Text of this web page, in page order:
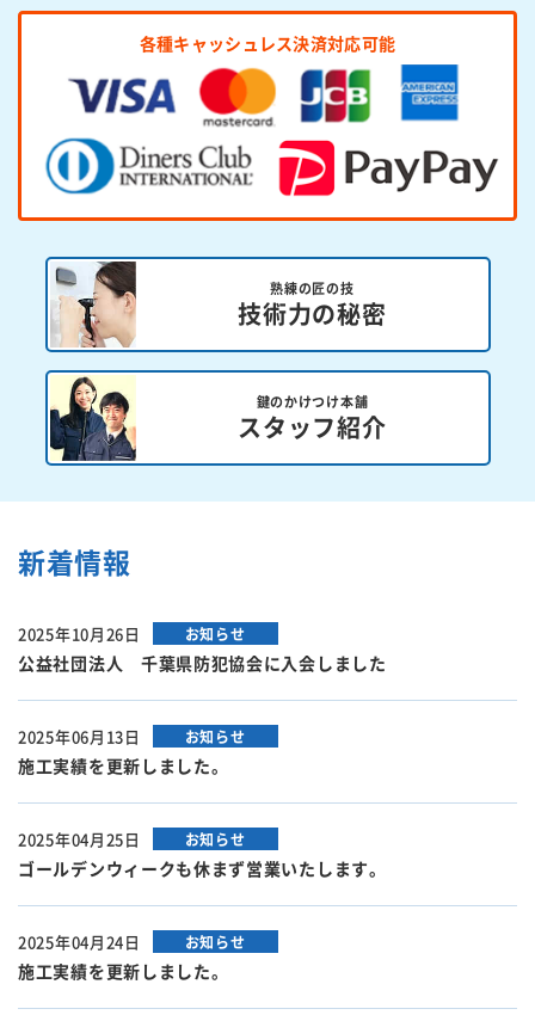
各種キャッシュレス決済対応可能
熟練の匠の技
技術力の秘密
鍵のかけつけ本舗
スタッフ紹介
新着情報
2025年10月26日 お知らせ
公益社団法人 千葉県防犯協会に入会しました
2025年06月13日 お知らせ
施工実績を更新しました。
2025年04月25日 お知らせ
ゴールデンウィークも休まず営業いたします。
2025年04月24日 お知らせ
施工実績を更新しました。